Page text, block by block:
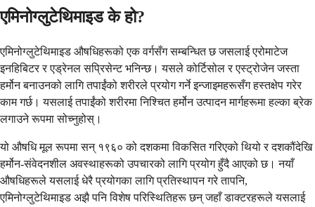
एमिनोग्लुटेथिमाइड के हो?
एमिनोग्लुटेथिमाइड औषधिहरूको एक वर्गसँग सम्बन्धित छ जसलाई एरोमाटेज
इनहिबिटर र एड्रेनल सप्रिसेन्ट भनिन्छ। यसले कोर्टिसोल र एस्ट्रोजेन जस्ता
हर्मोन बनाउनको लागि तपाईंको शरीरले प्रयोग गर्ने इन्जाइमहरूसँग हस्तक्षेप गरेर
काम गर्छ। यसलाई तपाईंको शरीरमा निश्चित हर्मोन उत्पादन मार्गहरूमा हल्का ब्रेक
लगाउने रूपमा सोच्नुहोस्।
यो औषधि मूल रूपमा सन् १९६० को दशकमा विकसित गरिएको थियो र दशकौंदेखि
हर्मोन-संवेदनशील अवस्थाहरूको उपचारको लागि प्रयोग हुँदै आएको छ। नयाँ
औषधिहरूले यसलाई धेरै प्रयोगका लागि प्रतिस्थापन गरे तापनि,
एमिनोग्लुटेथिमाइड अझै पनि विशेष परिस्थितिहरू छन् जहाँ डाक्टरहरूले यसलाई